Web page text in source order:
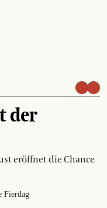
der
eröffnet die Chance
Fierdag